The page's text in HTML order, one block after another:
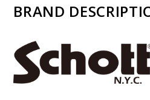
BRAND